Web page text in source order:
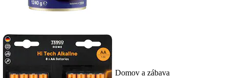
Domov a zábava